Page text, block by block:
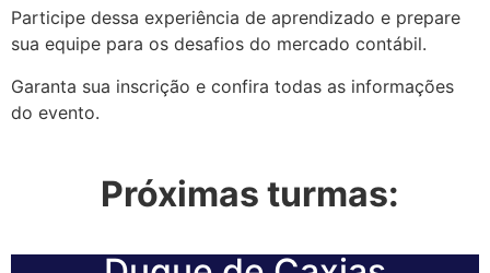
Participe dessa experiência de aprendizado e prepare
sua equipe para os desafios do mercado contábil.
Garanta sua inscrição e confira todas as informações
do evento.
Próximas turmas: